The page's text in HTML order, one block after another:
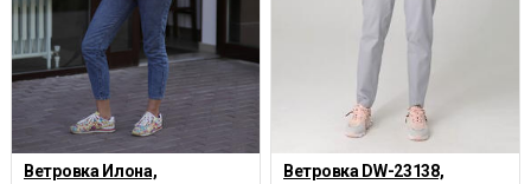
Ветровка Илона,
Ветровка DW-23138,